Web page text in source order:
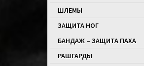
ШЛЕМЫ
ЗАЩИТА НОГ
БАНДАЖ – ЗАЩИТА ПАХА
РАШГАРДЫ